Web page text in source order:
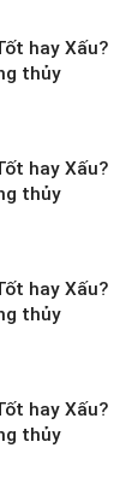
hay Xấu?
thủy
hay Xấu?
thủy
hay Xấu?
thủy
hay Xấu?
thủy